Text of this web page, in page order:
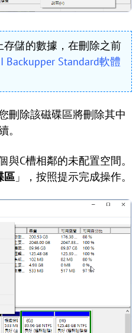
儲的數據，在刪除之前
Backupper Standard軟體
刪除該磁碟區將刪除其中
。
與C槽相鄰的未配置空間。
區 」，按照提示完成操作。